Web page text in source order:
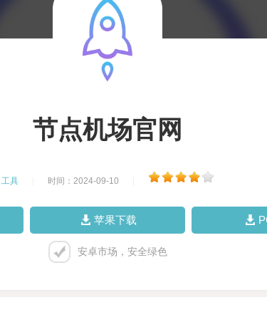
节点机场官网
工具 时间：2024-09-10
苹果下载
安卓市场，安全绿色